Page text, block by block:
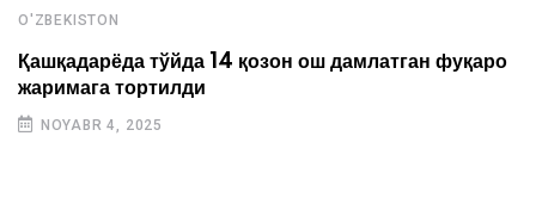
O'ZBEKISTON
Қашқадарёда тўйда 14 қозон ош дамлатган фуқаро
жаримага тортилди
NOYABR 4, 2025